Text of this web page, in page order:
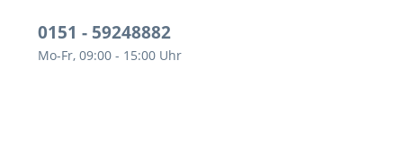
0151 - 59248882
Mo-Fr, 09:00 - 15:00 Uhr